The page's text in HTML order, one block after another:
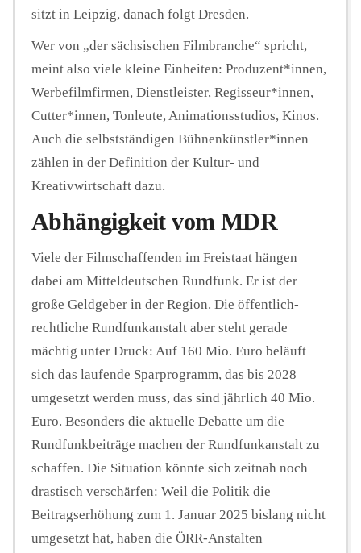
sitzt in Leipzig, danach folgt Dresden.
Wer von „der sächsischen Filmbranche“ spricht,
meint also viele kleine Einheiten: Produzent*innen,
Werbefilmfirmen, Dienstleister, Regisseur*innen,
Cutter*innen, Tonleute, Animationsstudios, Kinos.
Auch die selbstständigen Bühnenkünstler*innen
zählen in der Definition der Kultur- und
Kreativwirtschaft dazu.
Abhängigkeit vom MDR
Viele der Filmschaffenden im Freistaat hängen
dabei am Mitteldeutschen Rundfunk. Er ist der
große Geldgeber in der Region. Die öffentlich-
rechtliche Rundfunkanstalt aber steht gerade
mächtig unter Druck: Auf 160 Mio. Euro beläuft
sich das laufende Sparprogramm, das bis 2028
umgesetzt werden muss, das sind jährlich 40 Mio.
Euro. Besonders die aktuelle Debatte um die
Rundfunkbeiträge machen der Rundfunkanstalt zu
schaffen. Die Situation könnte sich zeitnah noch
drastisch verschärfen: Weil die Politik die
Beitragserhöhung zum 1. Januar 2025 bislang nicht
umgesetzt hat, haben die ÖRR-Anstalten